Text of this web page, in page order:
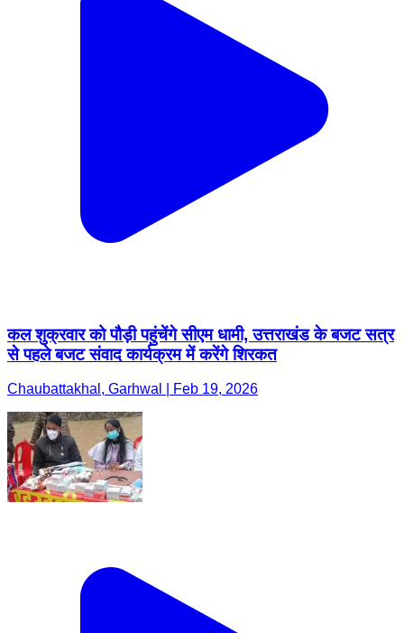
कल शुक्रवार को पौड़ी पहुंचेंगे सीएम धामी, उत्तराखंड के बजट सत्र
से पहले बजट संवाद कार्यक्रम में करेंगे शिरकत
Chaubattakhal, Garhwal | Feb 19, 2026